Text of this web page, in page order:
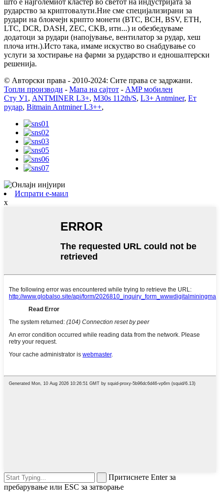
што е најголемиот кластер во светот на индустријата за
рударство за криптовалути.Ние сме специјализирани за
рудари на блокчејн крипто монети (BTC, BCH, BSV, ETH,
LTC, DCR, DASH, ZEC, CKB, итн...) и обезбедуваме
додатоци за рудари (напојување, вентилатор за рудар, хеш
плоча итн.).Исто така, имаме искуство во снабдување со
услуги за хостирање на фарми за рударство и едношалтерски
решенија.
© Авторски права - 2010-2024: Сите права се задржани.
Топли производи - Мапа на сајтот - AMP мобилен
Сту У1, ANTMINER L3+, M30s 112th/S, L3+ Antminer, Ет
рудар, Bitmain Antminer L3++,
Испрати е-маил
x
Притиснете Enter за
пребарување или ESC за затворање